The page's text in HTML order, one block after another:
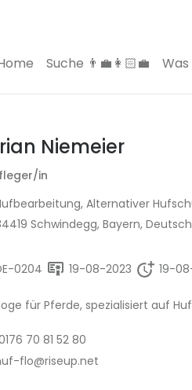
Suche 👨‍💼👩🏻‍💼 Was
Niemeier
in
Alternativer
Schwindegg, Bayern,
0204 19-08-2023 19-
für Pferde, spezialisiert auf
70 81 52 80
flo@riseup.net